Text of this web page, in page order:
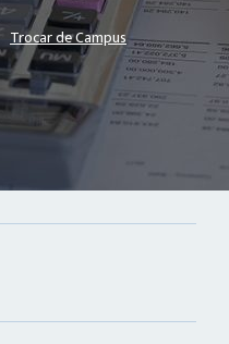
Trocar de Campus